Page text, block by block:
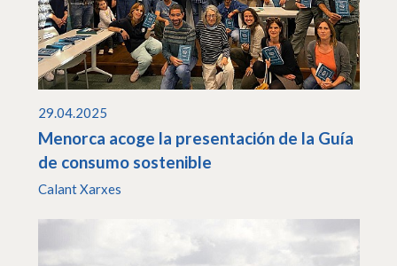
29.04.2025
Menorca acoge la presentación de la Guía
de consumo sostenible
Calant Xarxes